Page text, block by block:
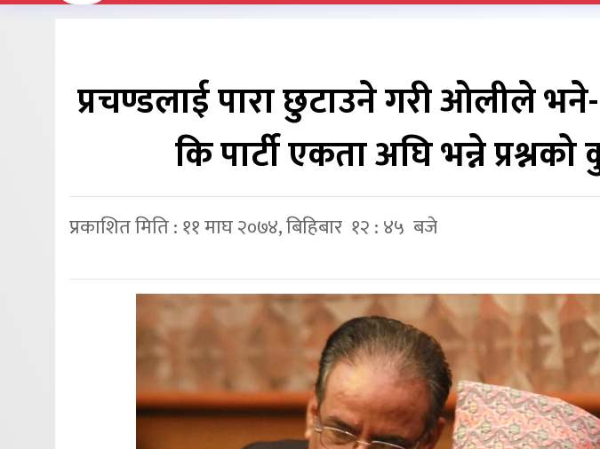
प्रचण्डलाई पारा छुटाउने गरी ओलीले
कि पार्टी एकता अघि भन्ने
प्रकाशित मिति : ११ माघ २०७४, बिहिबार १२ : ४५ बजे